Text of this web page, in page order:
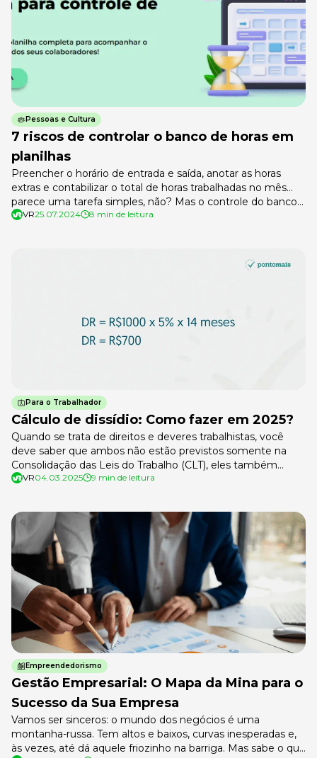
Pessoas e Cultura
7 riscos de controlar o banco de horas em
planilhas
Preencher o horário de entrada e saída, anotar as horas
extras e contabilizar o total de horas trabalhadas no mês…
parece uma tarefa simples, não? Mas o controle do banco
de horas em planilhas manuais esconde riscos que podem
VR25.07.2024 8 min de leitura
Para o Trabalhador
Cálculo de dissídio: Como fazer em 2025?
Quando se trata de direitos e deveres trabalhistas, você
deve saber que ambos não estão previstos somente na
Consolidação das Leis do Trabalho (CLT), eles também
podem ser determinados por convenções coletivas e
estar previsto nestes instrumentos. Anualmente, […]
VR04.03.2025 9 min de leitura
Empreendedorismo
Gestão Empresarial: O Mapa da Mina para o
Sucesso da Sua Empresa
Vamos ser sinceros: o mundo dos negócios é uma
montanha-russa. Tem altos e baixos, curvas inesperadas e,
às vezes, até dá aquele friozinho na barriga. Mas sabe o que